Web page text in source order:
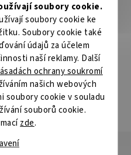
soubory cookie.
soubory cookie ke
Soubory cookie také
údajů za účelem
naší reklamy. Další
ochrany soukromí
našich webových
soubory cookie v souladu
souborů cookie.
zde.
Skladem
1 869 Kč
Do košíku
PRODUKTY